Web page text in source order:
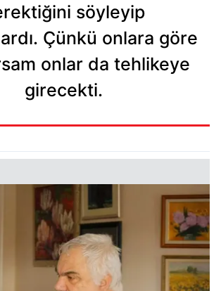
söyleyip
Çünkü onlara göre
onlar da tehlikeye
girecekti.